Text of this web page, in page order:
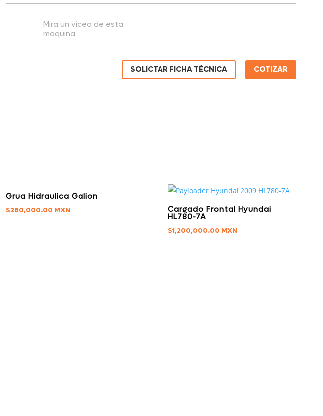
Mira un video de esta
maquina
SOLICTAR FICHA TÉCNICA COTIZAR
Grua Hidraulica Galion
$280,000.00 Cargado Frontal Hyundai
HL780-7A
$1,200,000.00